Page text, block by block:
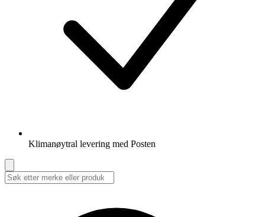
Klimanøytral levering med Posten